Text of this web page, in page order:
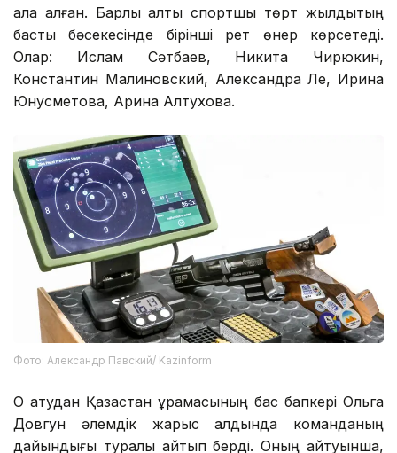
ала алған. Барлық алты спортшы төрт жылдықтың
басты бәсекесінде бірінші рет өнер көрсетеді.
Олар: Ислам Сәтбаев, Никита Чирюкин,
Константин Малиновский, Александра Ле, Ирина
Юнусметова, Арина Алтухова.
Фото: Александр Павский/ Kazinform
Оқ атудан Қазақстан құрамасының бас бапкері Ольга
Довгун әлемдік жарыс алдында команданың
дайындығы туралы айтып берді. Оның айтуынша,